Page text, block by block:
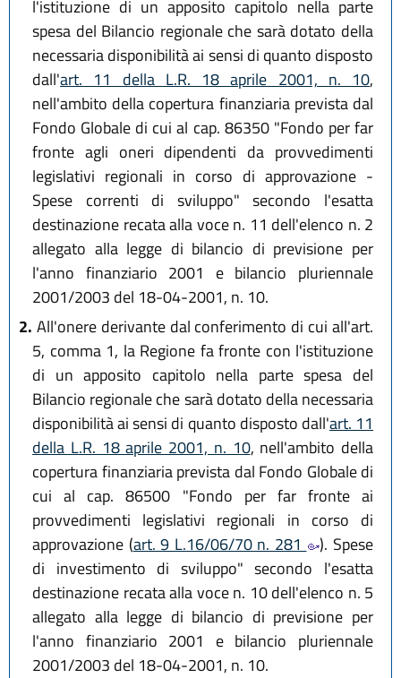
l'istituzione di un apposito capitolo nella parte
spesa del Bilancio regionale che sarà dotato della
necessaria disponibilità ai sensi di quanto disposto
dall'art. 11 della L.R. 18 aprile 2001, n. 10,
nell'ambito della copertura finanziaria prevista dal
Fondo Globale di cui al cap. 86350 "Fondo per far
fronte agli oneri dipendenti da provvedimenti
legislativi regionali in corso di approvazione -
Spese correnti di sviluppo" secondo l'esatta
destinazione recata alla voce n. 11 dell'elenco n. 2
allegato alla legge di bilancio di previsione per
l'anno finanziario 2001 e bilancio pluriennale
2001/2003 del 18-04-2001, n. 10.
2. All'onere derivante dal conferimento di cui all'art.
5, comma 1, la Regione fa fronte con l'istituzione
di un apposito capitolo nella parte spesa del
Bilancio regionale che sarà dotato della necessaria
disponibilità ai sensi di quanto disposto dall'art. 11
della L.R. 18 aprile 2001, n. 10, nell'ambito della
copertura finanziaria prevista dal Fondo Globale di
cui al cap. 86500 "Fondo per far fronte ai
provvedimenti legislativi regionali in corso di
approvazione (art. 9 L.16/06/70 n. 281
). Spese
di investimento di sviluppo" secondo l'esatta
destinazione recata alla voce n. 10 dell'elenco n. 5
allegato alla legge di bilancio di previsione per
l'anno finanziario 2001 e bilancio pluriennale
2001/2003 del 18-04-2001, n. 10.